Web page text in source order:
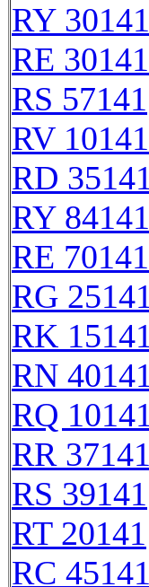
RY 30141
RE 30141
RS 57141
RV 10141
RD
RY 84141
RE 70141
RG
RK
RN
RQ
RR
RS 39141
RT 20141
RC